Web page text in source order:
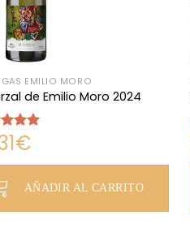
EMILIO MORO
de Emilio Moro 2024
5.00€
AÑADIR AL CARRITO